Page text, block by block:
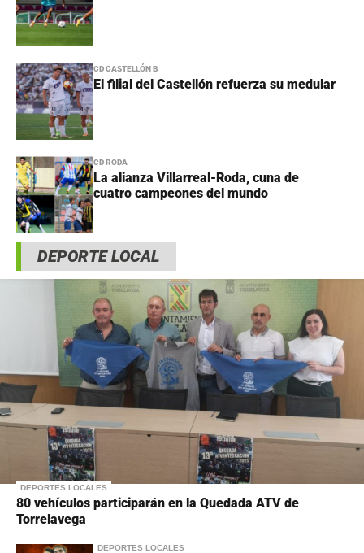
CD CASTELLÓN B
El filial del Castellón refuerza su medular
CD RODA
La alianza Villarreal-Roda, cuna de
cuatro campeones del mundo
DEPORTE LOCAL
DEPORTES LOCALES
80 vehículos participarán en la Quedada ATV de
Torrelavega
DEPORTES LOCALES